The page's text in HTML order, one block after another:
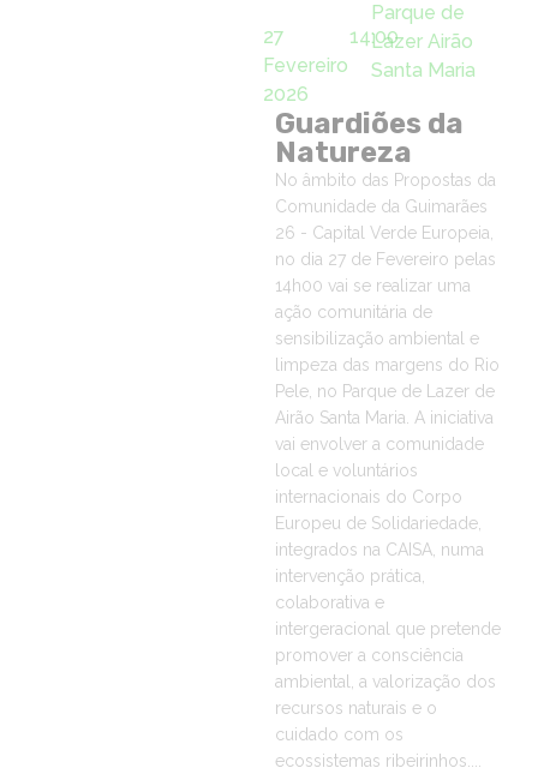
27
Fevereiro
2026
14:00
Parque de
Lazer Airão
Santa Maria
Guardiões da
Natureza
No âmbito das Propostas da
Comunidade da Guimarães
26 - Capital Verde Europeia,
no dia 27 de Fevereiro pelas
14h00 vai se realizar uma
ação comunitária de
sensibilização ambiental e
limpeza das margens do Rio
Pele, no Parque de Lazer de
Airão Santa Maria. A iniciativa
vai envolver a comunidade
local e voluntários
internacionais do Corpo
Europeu de Solidariedade,
integrados na CAISA, numa
intervenção prática,
colaborativa e
intergeracional que pretende
promover a consciência
ambiental, a valorização dos
recursos naturais e o
cuidado com os
ecossistemas ribeirinhos....